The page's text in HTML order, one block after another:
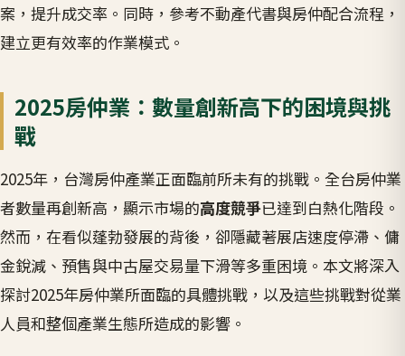
案，提升成交率。同時，參考不動產代書與房仲配合流程，
建立更有效率的作業模式。
2025房仲業：數量創新高下的困境與挑
戰
2025年，台灣房仲產業正面臨前所未有的挑戰。全台房仲業
者數量再創新高，顯示市場的高度競爭已達到白熱化階段。
然而，在看似蓬勃發展的背後，卻隱藏著展店速度停滯、傭
金銳減、預售與中古屋交易量下滑等多重困境。本文將深入
探討2025年房仲業所面臨的具體挑戰，以及這些挑戰對從業
人員和整個產業生態所造成的影響。